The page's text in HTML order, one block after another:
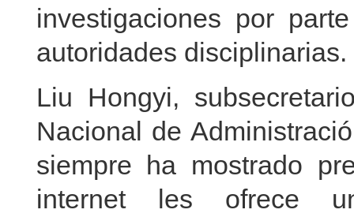
investigaciones por
autoridades disciplinarias.
Liu Hongyi,
Nacional de
siempre ha mostrado
internet les ofrece